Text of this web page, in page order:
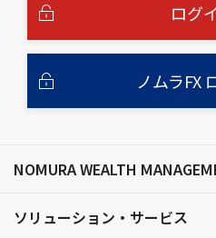
ログ
ノムラFX
NOMURA WEALTH
ソリューション・サービス